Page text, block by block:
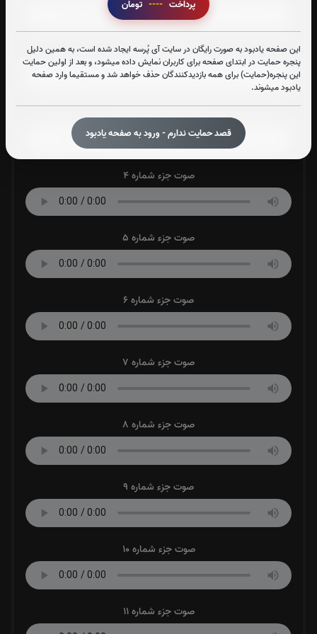
پرداخت ----
این صفحه یادبود به صورت رایگان در سایت آی پُرسه ایجاد شده است، به همین دلیل
پنجره حمایت در ابتدای صفحه برای کاربران نمایش داده میشود، و بعد از اولین حمایت
این پنجره(حمایت) برای همه بازدیدکنندگان حذف خواهد شد و مستقیما وارد صفحه
یادبود میشوند.
قصد حمایت ندارم - ورود به صفحه یادبود
صوت جزء شماره 2
صوت جزء شماره 3
صوت جزء شماره 4
صوت جزء شماره 5
صوت جزء شماره 6
صوت جزء شماره 7
صوت جزء شماره 8
صوت جزء شماره 9
صوت جزء شماره 10
صوت جزء شماره 11